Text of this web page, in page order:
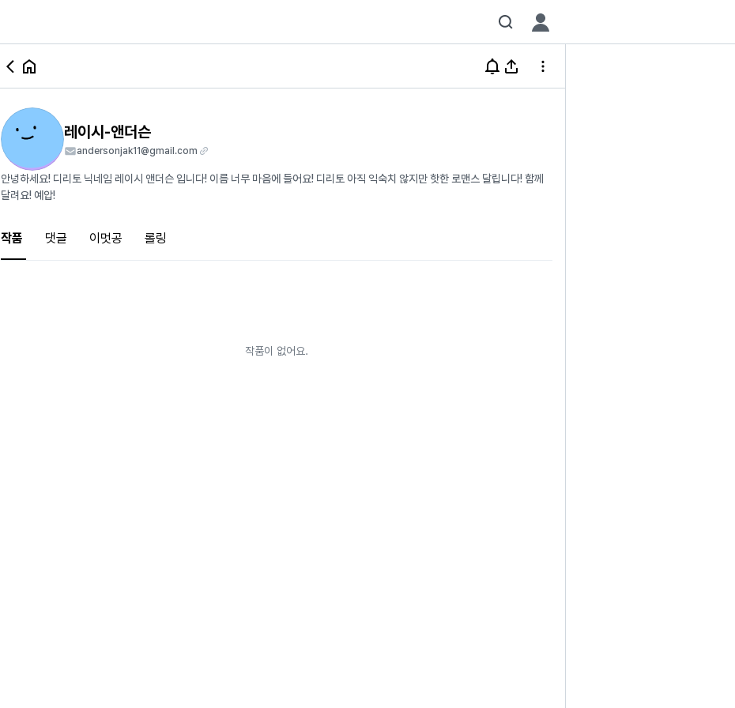
레이시-앤더슨
andersonjak11@gmail.com
안녕하세요! 디리토 닉네임 레이시 앤더슨 입니다! 이름 너무 마음에 들어요! 디리토 아직 익숙치 않지만 핫한 로맨스 달립니다! 함께
달려요! 예압!
작품 댓글 이멋공 롤링
작품이 없어요.